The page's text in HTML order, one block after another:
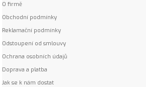
O firmě
Obchodní podmínky
Reklamační podmínky
Odstoupení od smlouvy
Ochrana osobních údajů
Doprava a platba
Jak se k nám dostat